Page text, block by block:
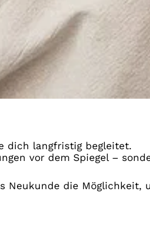
dich langfristig begleitet.
vor dem Spiegel –
Neukunde die Möglichkeit,